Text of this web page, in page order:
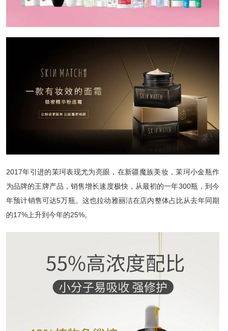
2017年引进的茉珂表现尤为亮眼，在新疆魔族美妆，茉珂小金瓶作
为品牌的王牌产品，销售增长速度极快，从最初的一年300瓶，到今
年预计销售可达5万瓶。这也拉动雅丽洁在店内整体占比从去年同期
的17%上升到今年的25%。